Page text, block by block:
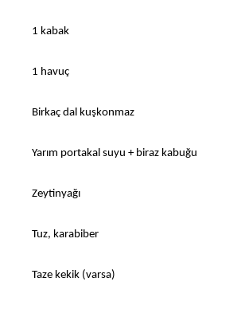
1 kabak
1 havuç
Birkaç dal kuşkonmaz
Yarım portakal suyu + biraz kabuğu
Zeytinyağı
Tuz, karabiber
Taze kekik (varsa)